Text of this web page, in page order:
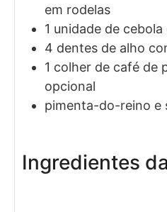
em rodelas
1 unidade de cebola
4 dentes de alho
1 colher de café de
opcional
pimenta-do-reino e
Ingredientes